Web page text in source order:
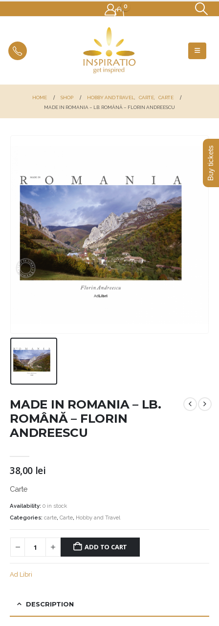
0
HOME SHOP HOBBY AND TRAVEL CARTE,
CARTE
MADE IN ROMANIA – LB. ROMÂNĂ – FLORIN ANDREESCU
MADE IN ROMANIA – LB.
ROMÂNĂ – FLORIN
ANDREESCU
38,00 lei
Carte
Availability: 0 in stock
Categories: carte, Carte, Hobby and Travel
ADD TO CART
Ad Libri
DESCRIPTION
Buy tickets